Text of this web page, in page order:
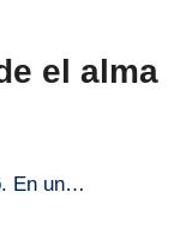
el alma
En un…